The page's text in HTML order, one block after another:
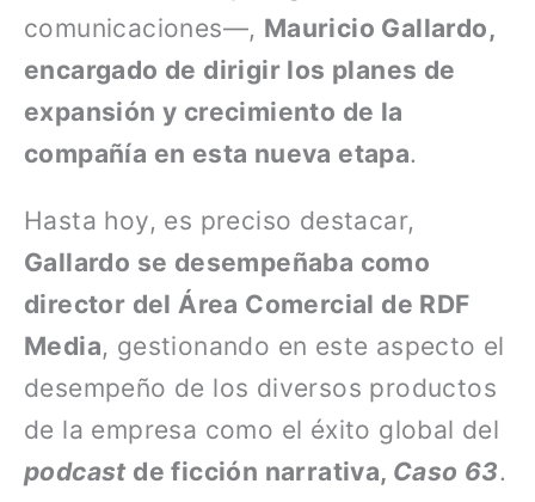
comunicaciones—, Mauricio Gallardo,
encargado de dirigir los planes de
expansión y crecimiento de la
compañía en esta nueva etapa.
Hasta hoy, es preciso destacar,
Gallardo se desempeñaba como
director del Área Comercial de RDF
Media, gestionando en este aspecto el
desempeño de los diversos productos
de la empresa como el éxito global del
podcast de ficción narrativa, Caso 63.